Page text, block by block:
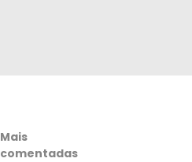
Mais
comentadas